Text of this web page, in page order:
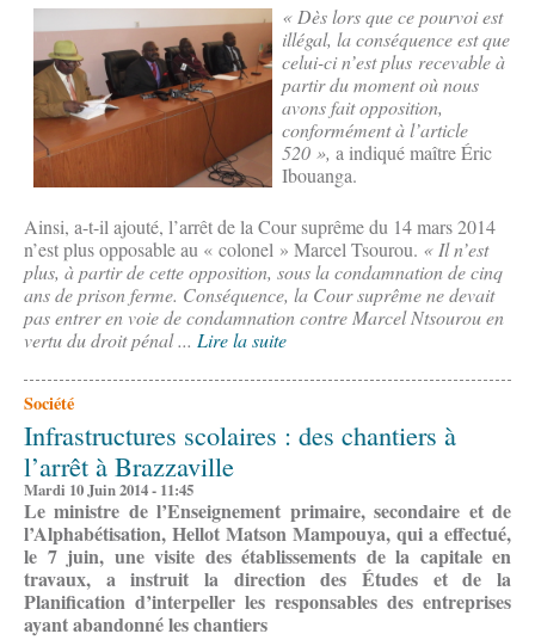
« Dès lors que ce pourvoi est
illégal, la conséquence est que
celui-ci n’est plus recevable à
partir du moment où nous
avons fait opposition,
conformément à l’article
520 », a indiqué maître Éric
Ibouanga.
Ainsi, a-t-il ajouté, l’arrêt de la Cour suprême du 14 mars 2014
n’est plus opposable au « colonel » Marcel Tsourou. « Il n’est
plus, à partir de cette opposition, sous la condamnation de cinq
ans de prison ferme. Conséquence, la Cour suprême ne devait
pas entrer en voie de condamnation contre Marcel Ntsourou en
vertu du droit pénal ... Lire la suite
Société
Infrastructures scolaires : des chantiers à
l’arrêt à Brazzaville
Mardi 10 Juin 2014 - 11:45
Le ministre de l’Enseignement primaire, secondaire et de
l’Alphabétisation, Hellot Matson Mampouya, qui a effectué,
le 7 juin, une visite des établissements de la capitale en
travaux, a instruit la direction des Études et de la
Planification d’interpeller les responsables des entreprises
ayant abandonné les chantiers